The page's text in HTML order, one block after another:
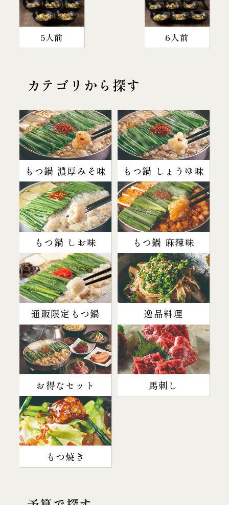
5人前 6人前
カテゴリから探す
もつ鍋 濃厚みそ味 もつ鍋 しょうゆ味
もつ鍋 しお味 もつ鍋 麻辣味
通販限定もつ鍋 逸品料理
お得なセット 馬刺し
もつ焼き